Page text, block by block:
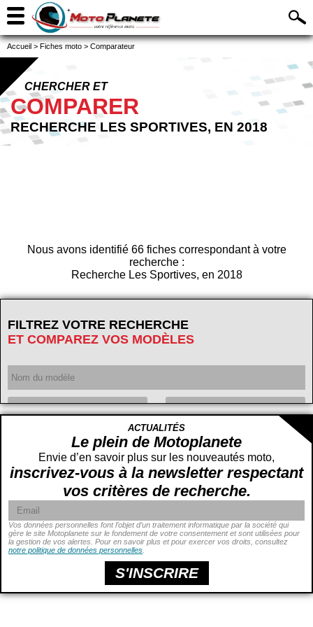
Accueil > Fiches moto > Comparateur
CHERCHER ET
COMPARER
RECHERCHE LES SPORTIVES, EN 2018
Nous avons identifié 66 fiches correspondant à votre
recherche :
Recherche Les Sportives, en 2018
FILTREZ VOTRE RECHERCHE
ET COMPAREZ VOS MODÈLES
Cylindrée
cc
Puissance
ch -
Prix
cm -
ACTUALITÉS
Le plein de Motoplanete
Envie d’en savoir plus sur les nouveautés moto,
inscrivez-vous à la newsletter respectant
vos critères de recherche.
Vos données personnelles font l’objet d’un traitement informatique par la société qui
gère le site Motoplanete sur le fondement de votre consentement et sont utilisées pour
la gestion de vos alertes. Pour en savoir plus et pour exercer vos droits, consultez
notre politique de données personnelles
S'INSCRIRE